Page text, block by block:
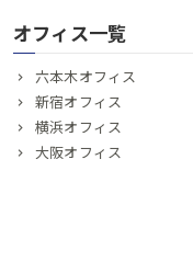
オフィス一覧
六本木オフィス
新宿オフィス
横浜オフィス
大阪オフィス